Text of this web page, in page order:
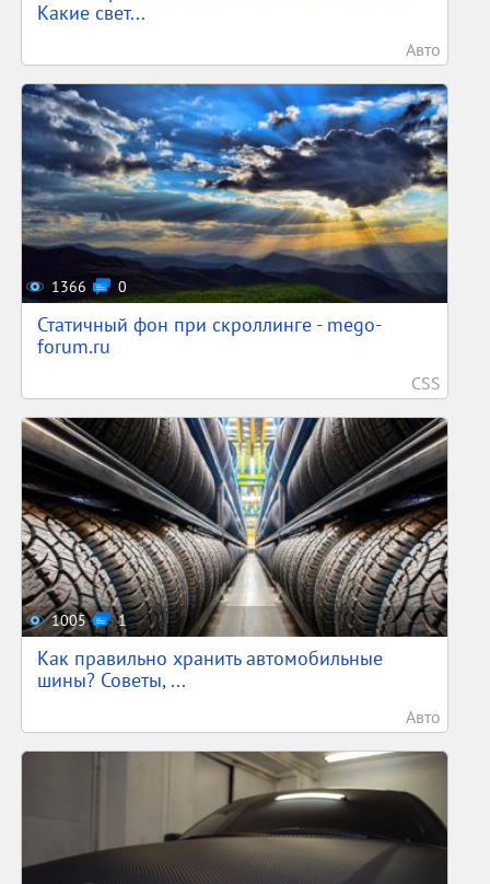
Какие свет...
Авто
1366 0
Статичный фон при скроллинге - mego-
forum.ru
CSS
1005 1
Как правильно хранить автомобильные
шины? Советы, ...
Авто